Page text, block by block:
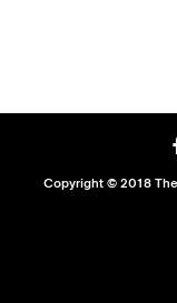
Copyright © 2018